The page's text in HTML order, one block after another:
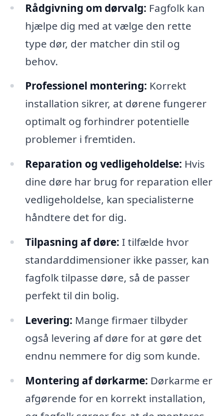
Rådgivning om dørvalg: Fagfolk kan
hjælpe dig med at vælge den rette
type dør, der matcher din stil og
behov.
Professionel montering: Korrekt
installation sikrer, at dørene fungerer
optimalt og forhindrer potentielle
problemer i fremtiden.
Reparation og vedligeholdelse: Hvis
dine døre har brug for reparation eller
vedligeholdelse, kan specialisterne
håndtere det for dig.
Tilpasning af døre: I tilfælde hvor
standarddimensioner ikke passer, kan
fagfolk tilpasse døre, så de passer
perfekt til din bolig.
Levering: Mange firmaer tilbyder
også levering af døre for at gøre det
endnu nemmere for dig som kunde.
Montering af dørkarme: Dørkarme er
afgørende for en korrekt installation,